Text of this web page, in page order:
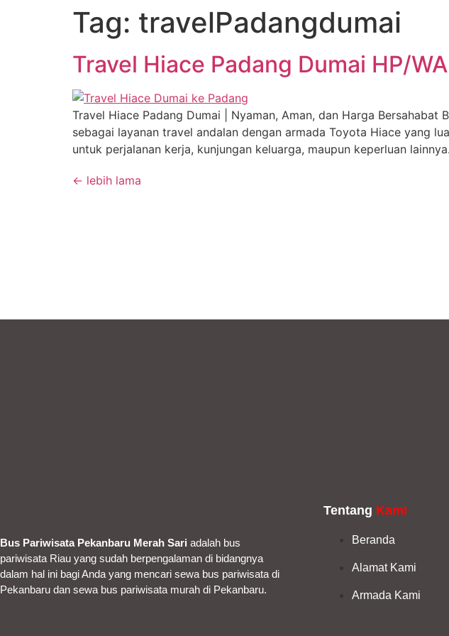
Tag: travelPadangdumai
Travel Hiace Padang Dumai HP/
Travel Hiace Padang Dumai | Nyaman, Aman, dan Harga
sebagai layanan travel andalan dengan armada Toyota Hiace yang
untuk perjalanan kerja, kunjungan keluarga, maupun keperluan
← lebih lama
Bus Pariwisata Pekanbaru Merah Sari adalah bus
pariwisata Riau yang sudah berpengalaman di bidangnya
dalam hal ini bagi Anda yang mencari sewa bus pariwisata di
Pekanbaru dan sewa bus pariwisata murah di Pekanbaru.
Tentang Kami
Beranda
Alamat Kami
Armada Kami